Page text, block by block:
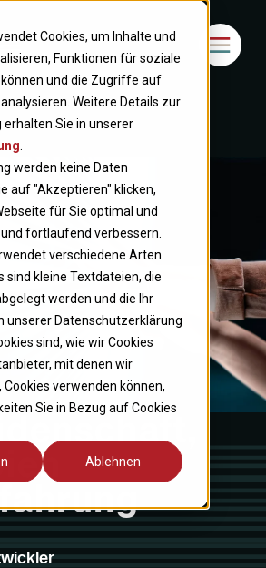
Cookies, um Inhalte und
Funktionen für soziale
und die Zugriffe auf
Weitere Details zur
Sie in unserer
werden keine Daten
auf "Akzeptieren" klicken,
für Sie optimal und
fortlaufend verbessern.
verschiedene Arten
sind kleine Textdateien, die
werden und die Ihr
unserer Datenschutzerklärung
sind, wie wir Cookies
mit denen wir
verwenden können,
Sie in Bezug auf Cookies
Ablehnen